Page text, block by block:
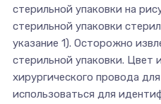
стерильной упаковки на
стерильной упаковки
указание 1). Осторожно
стерильной упаковки. Цвет
хирургического провода
использоваться для